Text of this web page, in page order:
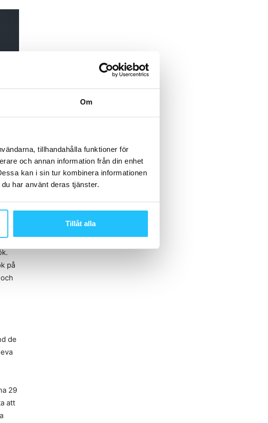
Om
tillhandahålla funktioner för
och annan information från din enhet
kan i sin tur kombinera informationen
har använt deras tjänster.
Tillåt alla
på
de
29
att